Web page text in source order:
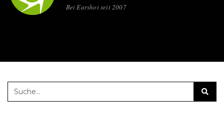
Bei Earshot seit 2007